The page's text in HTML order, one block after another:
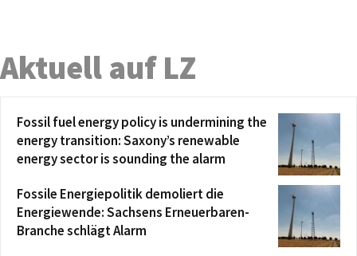
Aktuell auf LZ
Fossil fuel energy policy is undermining the
energy transition: Saxony’s renewable
energy sector is sounding the alarm
Fossile Energiepolitik demoliert die
Energiewende: Sachsens Erneuerbaren-
Branche schlägt Alarm